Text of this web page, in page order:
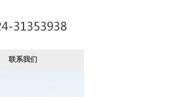
联系我们